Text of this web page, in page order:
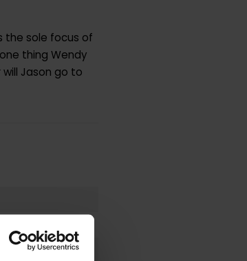
the sole focus of
thing Wendy
Jason go to